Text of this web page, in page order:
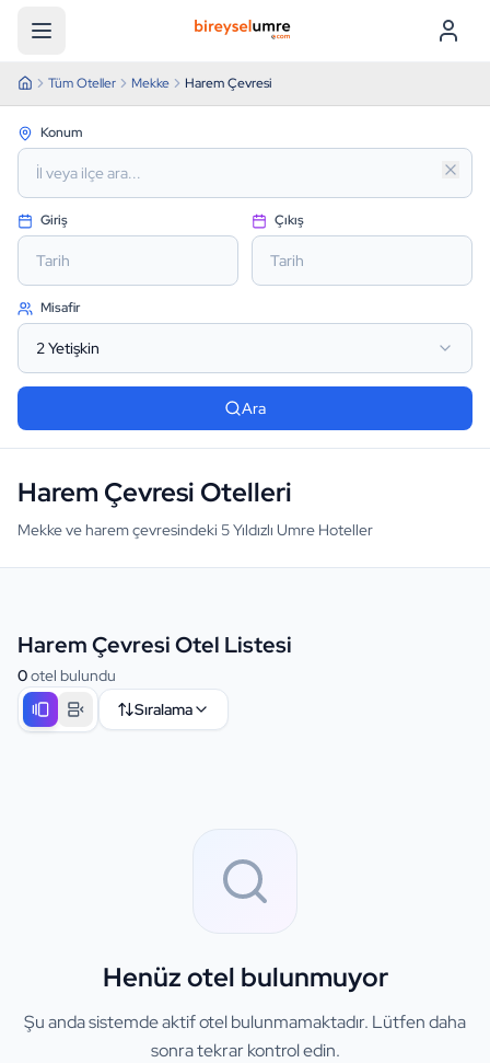
Menü
Tüm Oteller Mekke Harem Çevresi
Konum
Giriş
Tarih
Çıkış
Tarih
Misafir
2Yetişkin
Ara
Harem Çevresi Otelleri
Mekke ve harem çevresindeki 5 Yıldızlı Umre Hoteller
Harem Çevresi Otel Listesi
0otel bulundu
Sıralama
Henüz otel bulunmuyor
Şu anda sistemde aktif otel bulunmamaktadır. Lütfen daha
sonra tekrar kontrol edin.